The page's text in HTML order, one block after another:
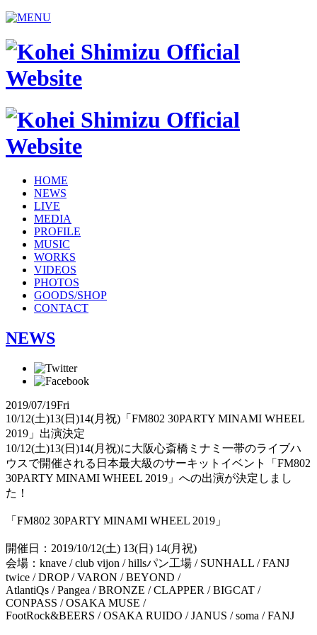
HOME
NEWS
LIVE
MEDIA
PROFILE
MUSIC
WORKS
VIDEOS
PHOTOS
GOODS/SHOP
CONTACT
NEWS
2019/07/19Fri
10/12(土)13(日)14(月祝)「FM802 30PARTY MINAMI WHEEL
2019」出演決定
10/12(土)13(日)14(月祝)に大阪心斎橋ミナミ一帯のライブハ
ウスで開催される日本最大級のサーキットイベント「FM802
30PARTY MINAMI WHEEL 2019」への出演が決定しまし
た！
「FM802 30PARTY MINAMI WHEEL 2019」
開催日：2019/10/12(土) 13(日) 14(月祝)
会場：knave / club vijon / hillsパン工場 / SUNHALL / FANJ
twice / DROP / VARON / BEYOND /
AtlantiQs / Pangea / BRONZE / CLAPPER / BIGCAT /
CONPASS / OSAKA MUSE /
FootRock&BEERS / OSAKA RUIDO / JANUS / soma / FANJ